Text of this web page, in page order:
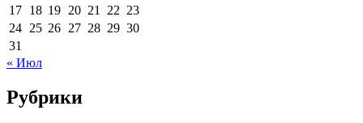
17 18 19 20 21 22 23
24 25 26 27 28 29 30
31
« Июл
Рубрики